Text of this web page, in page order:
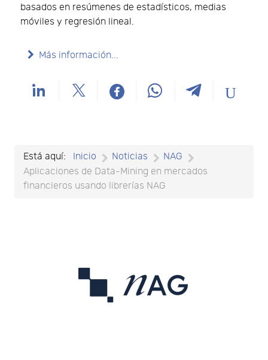
basados en resúmenes de estadísticos, medias
móviles y regresión lineal.
Más información...
Está aquí: Inicio Noticias
NAG
Aplicaciones de Data-Mining en mercados
financieros usando librerías NAG